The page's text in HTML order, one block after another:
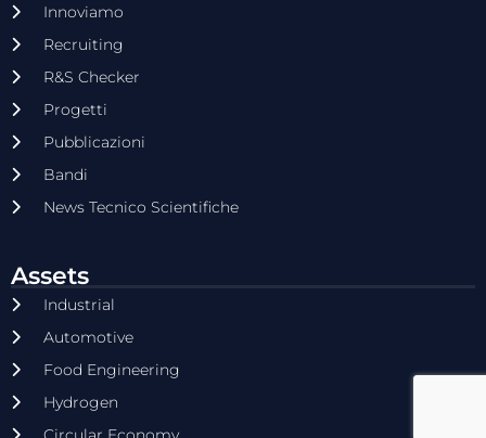
Innoviamo
Recruiting
R&S Checker
Progetti
Pubblicazioni
Bandi
News Tecnico Scientifiche
Assets
Industrial
Automotive
Food Engineering
Hydrogen